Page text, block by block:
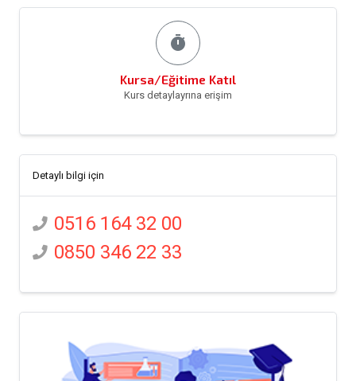
timer
Kursa/Eğitime Katıl
Kurs detaylayrına erişim
Detaylı bilgi için
0516 164 32 00
0850 346 22 33